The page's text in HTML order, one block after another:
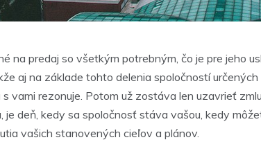
na predaj so všetkým potrebným, čo je pre jeho
aj na základe tohto delenia spoločností
vami rezonuje. Potom už zostáva len uzavrieť
je deň, kedy sa spoločnosť stáva vašou, kedy
vašich stanovených cieľov a plánov.